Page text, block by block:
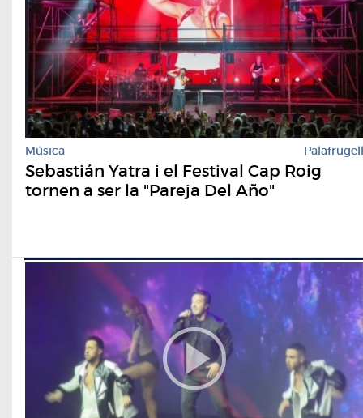
Música Palafrugell
Sebastián Yatra i el Festival Cap Roig
tornen a ser la "Pareja Del Año"